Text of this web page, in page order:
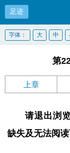
足迹
字体： 大 中
第
上章
请退出浏
缺失及无法阅读